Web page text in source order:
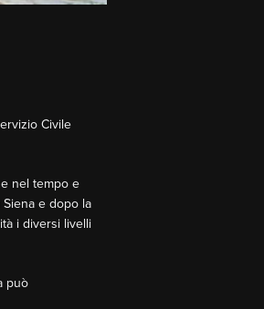
Civile
nel tempo e
e dopo la
i diversi livelli
può